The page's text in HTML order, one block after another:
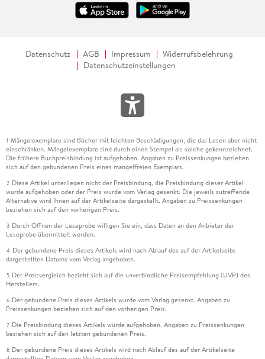
Datenschutz AGB Impressum
Widerrufsbelehrung
Datenschutzeinstellungen
1 Mängelexemplare sind Bücher mit leichten Beschädigungen, die das Lesen aber nicht
einschränken. Mängelexemplare sind durch einen Stempel als solche gekennzeichnet.
Die frühere Buchpreisbindung ist aufgehoben. Angaben zu Preissenkungen beziehen
sich auf den gebundenen Preis eines mangelfreien Exemplars.
2 Diese Artikel unterliegen nicht der Preisbindung, die Preisbindung dieser Artikel
wurde aufgehoben oder der Preis wurde vom Verlag gesenkt. Die jeweils zutreffende
Alternative wird Ihnen auf der Artikelseite dargestellt. Angaben zu Preissenkungen
beziehen sich auf den vorherigen Preis.
3 Durch Öffnen der Leseprobe willigen Sie ein, dass Daten an den Anbieter der
Leseprobe übermittelt werden.
4 Der gebundene Preis dieses Artikels wird nach Ablauf des auf der Artikelseite
dargestellten Datums vom Verlag angehoben.
5 Der Preisvergleich bezieht sich auf die unverbindliche Preisempfehlung (UVP) des
Herstellers.
6 Der gebundene Preis dieses Artikels wurde vom Verlag gesenkt. Angaben zu
Preissenkungen beziehen sich auf den vorherigen Preis.
7 Die Preisbindung dieses Artikels wurde aufgehoben. Angaben zu Preissenkungen
beziehen sich auf den letzten gebundenen Preis.
8 Der gebundene Preis dieses Artikels wird nach Ablauf des auf der Artikelseite